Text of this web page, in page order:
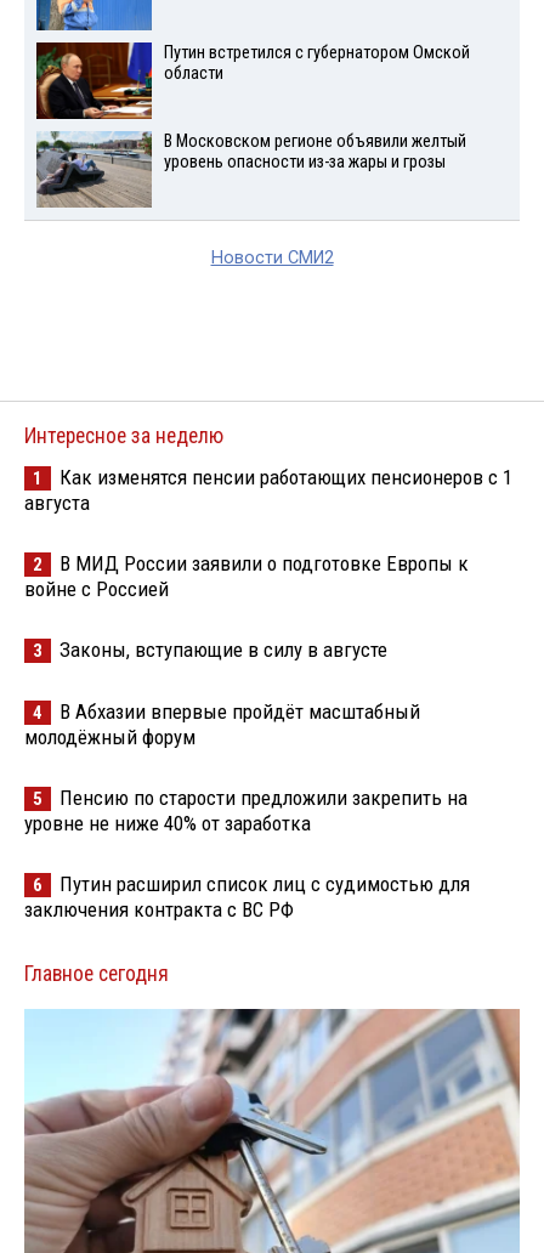
Путин встретился с губернатором Омской
области
В Московском регионе объявили желтый
уровень опасности из-за жары и грозы
Новости СМИ2
Интересное за неделю
1
Как изменятся пенсии работающих пенсионеров с 1
августа
2
В МИД России заявили о подготовке Европы к
войне с Россией
3 Законы, вступающие в силу в августе
4
В Абхазии впервые пройдёт масштабный
молодёжный форум
5
Пенсию по старости предложили закрепить на
уровне не ниже 40% от заработка
6
Путин расширил список лиц с судимостью для
заключения контракта с ВС РФ
Главное сегодня